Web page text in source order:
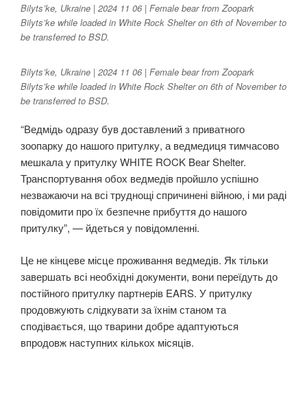
Bilyts’ke, Ukraine | 2024 11 06 | Female bear from Zoopark
Bilyts’ke while loaded in White Rock Shelter on 6th of November to
be transferred to BSD.
Bilyts’ke, Ukraine | 2024 11 06 | Female bear from Zoopark
Bilyts’ke while loaded in White Rock Shelter on 6th of November to
be transferred to BSD.
“Ведмідь одразу був доставлений з приватного
зоопарку до нашого притулку, а ведмедиця тимчасово
мешкала у притулку WHITE ROCK Bear Shelter.
Транспортування обох ведмедів пройшло успішно
незважаючи на всі труднощі спричинені війною, і ми раді
повідомити про їх безпечне прибуття до нашого
притулку”, — йдеться у повідомленні.
Це не кінцеве місце проживання ведмедів. Як тільки
завершать всі необхідні документи, вони переїдуть до
постійного притулку партнерів EARS. У притулку
продовжують слідкувати за їхнім станом та
сподівається, що тварини добре адаптуються
впродовж наступних кількох місяців.